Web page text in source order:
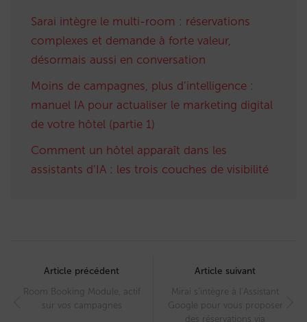
Sarai intègre le multi-room : réservations
complexes et demande à forte valeur,
désormais aussi en conversation
Moins de campagnes, plus d’intelligence :
manuel IA pour actualiser le marketing digital
de votre hôtel (partie 1)
Comment un hôtel apparaît dans les
assistants d’IA : les trois couches de visibilité
navigation
Article précédent
Room Booking Module, actif
sur vos campagnes
Article suivant
Mirai s’intègre à l’Assistant
Google pour vous proposer
des réservations via